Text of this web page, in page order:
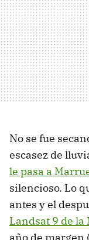
No se fue
escasez de
le pasa a
silencioso. Lo
antes y el
Landsat 9 de la